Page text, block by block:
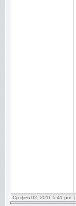
Ср фев 02, 2011 5:41 pm